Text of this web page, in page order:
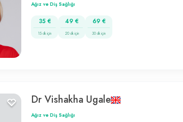
Ağız ve Diş Sağlığı
35 €
15 dk için
49 €
20 dk için
69 €
30 dk için
Dr Vishakha Ugale
Ağız ve Diş Sağlığı